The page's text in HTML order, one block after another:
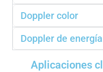
Doppler color
Doppler de energía
Aplicaciones